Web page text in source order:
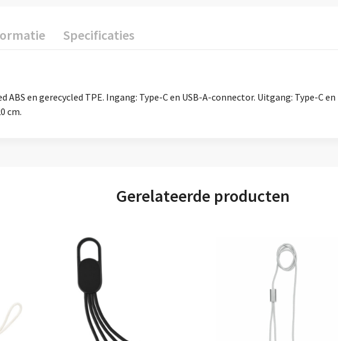
Specificaties
ABS en gerecycled TPE. Ingang: Type-C en USB-A-connector. Uitgang: Type-C
cm.
Gerelateerde producten